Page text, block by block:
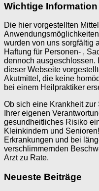
Wichtige Information
Die hier vorgestellten
wurden von uns sorgfältig
Haftung für Personen- ,
dennoch ausgeschlossen.
dieser Webseite
Akutmittel, die keine
bei einem Heilpraktiker
Ob sich eine Krankheit
Ihrer eigenen
gesundheitliches Risiko
Kleinkindern und
Erkrankungen und bei
verschlimmernden
Arzt zu Rate.
Neueste Beiträge